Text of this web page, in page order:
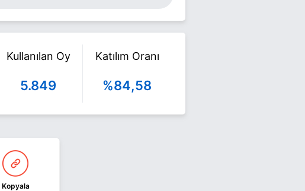
Kullanılan Oy
5.849
Katılım Oranı
%84,58
Kopyala